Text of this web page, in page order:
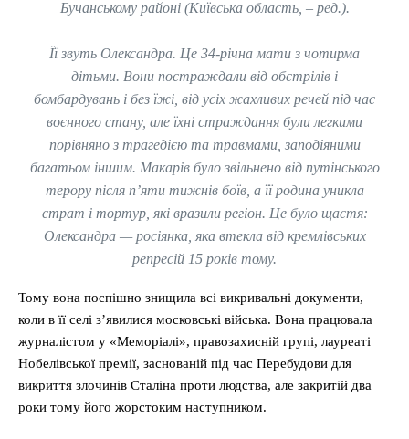
Бучанському районі (Київська область, – ред.).
Її звуть Олександра. Це 34-річна мати з чотирма
дітьми. Вони постраждали від обстрілів і
бомбардувань і без їжі, від усіх жахливих речей під час
воєнного стану, але їхні страждання були легкими
порівняно з трагедією та травмами, заподіяними
багатьом іншим. Макарів було звільнено від путінського
терору після п’яти тижнів боїв, а її родина уникла
страт і тортур, які вразили регіон. Це було щастя:
Олександра — росіянка, яка втекла від кремлівських
репресій 15 років тому.
Тому вона поспішно знищила всі викривальні документи,
коли в її селі з’явилися московські війська. Вона працювала
журналістом у «Меморіалі», правозахисній групі, лауреаті
Нобелівської премії, заснованій під час Перебудови для
викриття злочинів Сталіна проти людства, але закритій два
роки тому його жорстоким наступником.